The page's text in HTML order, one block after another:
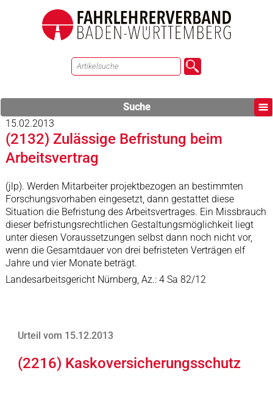
Suche
15.02.2013
(2132) Zulässige Befristung beim
Arbeitsvertrag
(jlp). Werden Mitarbeiter projektbezogen an bestimmten
Forschungsvorhaben eingesetzt, dann gestattet diese
Situation die Befristung des Arbeitsvertrages. Ein Missbrauch
dieser befristungsrechtlichen Gestaltungsmöglichkeit liegt
unter diesen Voraussetzungen selbst dann noch nicht vor,
wenn die Gesamtdauer von drei befristeten Verträgen elf
Jahre und vier Monate beträgt.
Landesarbeitsgericht Nürnberg, Az.: 4 Sa 82/12
Urteil vom 15.12.2013
(2216) Kaskoversicherungsschutz